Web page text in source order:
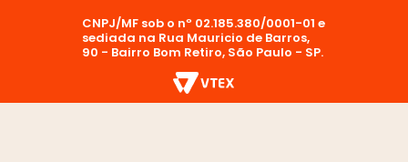
CNPJ/MF sob o nº 02.185.380/0001-01 e
sediada na Rua Mauricio de Barros,
90 - Bairro Bom Retiro, São Paulo - SP.